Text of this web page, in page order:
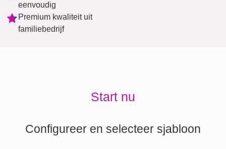
eenvoudig
Premium kwaliteit uit
familiebedrijf
Start nu
Configureer en selecteer sjabloon